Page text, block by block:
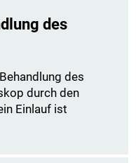
des
des
durch den
Einlauf ist